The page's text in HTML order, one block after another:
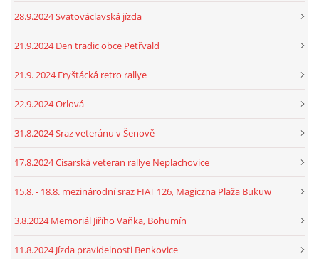
28.9.2024 Svatováclavská jízda
21.9.2024 Den tradic obce Petřvald
21.9. 2024 Fryštácká retro rallye
22.9.2024 Orlová
31.8.2024 Sraz veteránu v Šenově
17.8.2024 Císarská veteran rallye Neplachovice
15.8. - 18.8. mezinárodní sraz FIAT 126, Magiczna Plaža Bukuw
3.8.2024 Memoriál Jiřího Vaňka, Bohumín
11.8.2024 Jízda pravidelnosti Benkovice